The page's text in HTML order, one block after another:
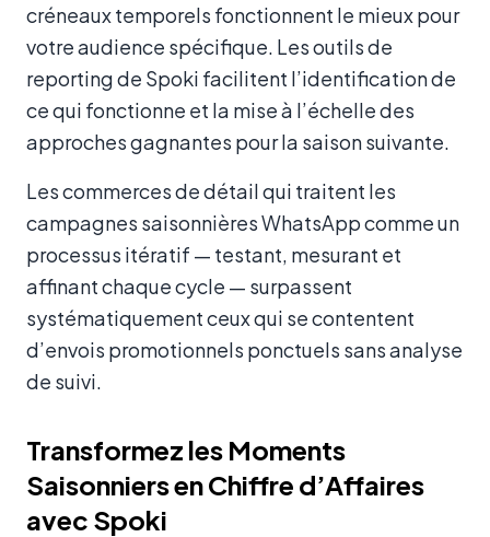
créneaux temporels fonctionnent le mieux pour
votre audience spécifique. Les outils de
reporting de Spoki facilitent l’identification de
ce qui fonctionne et la mise à l’échelle des
approches gagnantes pour la saison suivante.
Les commerces de détail qui traitent les
campagnes saisonnières WhatsApp comme un
processus itératif — testant, mesurant et
affinant chaque cycle — surpassent
systématiquement ceux qui se contentent
d’envois promotionnels ponctuels sans analyse
de suivi.
Transformez les Moments
Saisonniers en Chiffre d’Affaires
avec Spoki